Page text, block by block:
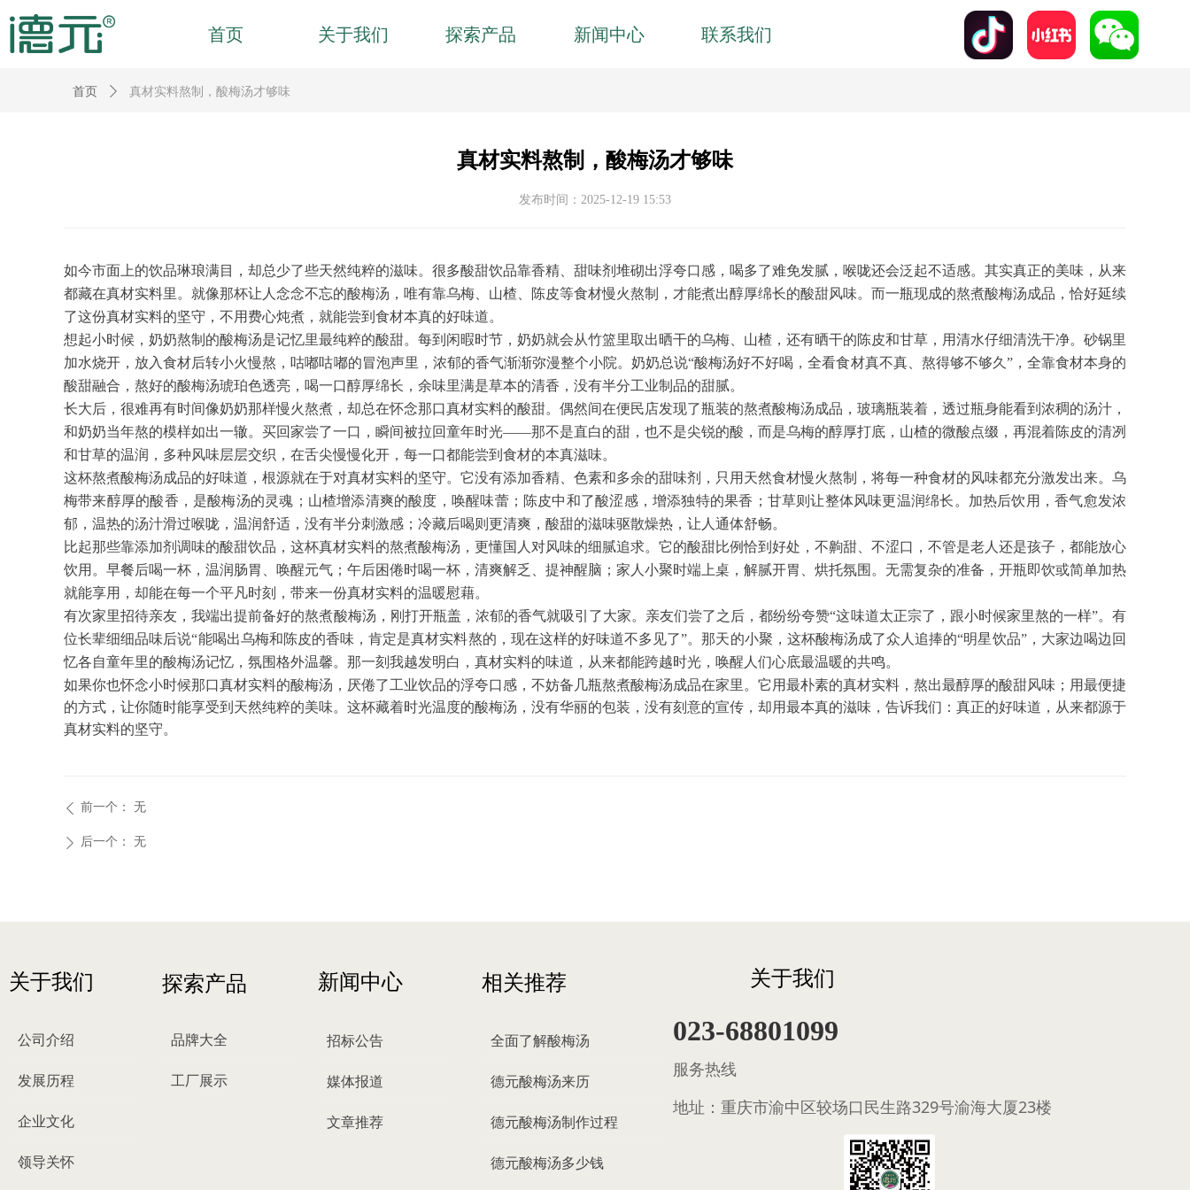
首页 关于我们 探索产品 新闻中心 联系我们
首页 ꄲ 真材实料熬制，酸梅汤才够味
真材实料熬制，酸梅汤才够味
如今市面上的饮品琳琅满目，却总少了些天然纯粹的滋味。很多酸甜饮品靠香精、甜味剂堆砌出浮夸口感，喝多了难免发腻，喉咙还会泛起不适感。其实真正的美味，从来
都藏在真材实料里。就像那杯让人念念不忘的酸梅汤，唯有靠乌梅、山楂、陈皮等食材慢火熬制，才能煮出醇厚绵长的酸甜风味。而一瓶现成的熬煮酸梅汤成品，恰好延续
了这份真材实料的坚守，不用费心炖煮，就能尝到食材本真的好味道。
想起小时候，奶奶熬制的酸梅汤是记忆里最纯粹的酸甜。每到闲暇时节，奶奶就会从竹篮里取出晒干的乌梅、山楂，还有晒干的陈皮和甘草，用清水仔细清洗干净。砂锅里
加水烧开，放入食材后转小火慢熬，咕嘟咕嘟的冒泡声里，浓郁的香气渐渐弥漫整个小院。奶奶总说“酸梅汤好不好喝，全看食材真不真、熬得够不够久”，全靠食材本身的
酸甜融合，熬好的酸梅汤琥珀色透亮，喝一口醇厚绵长，余味里满是草本的清香，没有半分工业制品的甜腻。
长大后，很难再有时间像奶奶那样慢火熬煮，却总在怀念那口真材实料的酸甜。偶然间在便民店发现了瓶装的熬煮酸梅汤成品，玻璃瓶装着，透过瓶身能看到浓稠的汤汁，
和奶奶当年熬的模样如出一辙。买回家尝了一口，瞬间被拉回童年时光——那不是直白的甜，也不是尖锐的酸，而是乌梅的醇厚打底，山楂的微酸点缀，再混着陈皮的清冽
和甘草的温润，多种风味层层交织，在舌尖慢慢化开，每一口都能尝到食材的本真滋味。
这杯熬煮酸梅汤成品的好味道，根源就在于对真材实料的坚守。它没有添加香精、色素和多余的甜味剂，只用天然食材慢火熬制，将每一种食材的风味都充分激发出来。乌
梅带来醇厚的酸香，是酸梅汤的灵魂；山楂增添清爽的酸度，唤醒味蕾；陈皮中和了酸涩感，增添独特的果香；甘草则让整体风味更温润绵长。加热后饮用，香气愈发浓
郁，温热的汤汁滑过喉咙，温润舒适，没有半分刺激感；冷藏后喝则更清爽，酸甜的滋味驱散燥热，让人通体舒畅。
比起那些靠添加剂调味的酸甜饮品，这杯真材实料的熬煮酸梅汤，更懂国人对风味的细腻追求。它的酸甜比例恰到好处，不齁甜、不涩口，不管是老人还是孩子，都能放心
饮用。早餐后喝一杯，温润肠胃、唤醒元气；午后困倦时喝一杯，清爽解乏、提神醒脑；家人小聚时端上桌，解腻开胃、烘托氛围。无需复杂的准备，开瓶即饮或简单加热
就能享用，却能在每一个平凡时刻，带来一份真材实料的温暖慰藉。
有次家里招待亲友，我端出提前备好的熬煮酸梅汤，刚打开瓶盖，浓郁的香气就吸引了大家。亲友们尝了之后，都纷纷夸赞“这味道太正宗了，跟小时候家里熬的一样”。有
位长辈细细品味后说“能喝出乌梅和陈皮的香味，肯定是真材实料熬的，现在这样的好味道不多见了”。那天的小聚，这杯酸梅汤成了众人追捧的“明星饮品”，大家边喝边回
忆各自童年里的酸梅汤记忆，氛围格外温馨。那一刻我越发明白，真材实料的味道，从来都能跨越时光，唤醒人们心底最温暖的共鸣。
如果你也怀念小时候那口真材实料的酸梅汤，厌倦了工业饮品的浮夸口感，不妨备几瓶熬煮酸梅汤成品在家里。它用最朴素的真材实料，熬出最醇厚的酸甜风味；用最便捷
的方式，让你随时能享受到天然纯粹的美味。这杯藏着时光温度的酸梅汤，没有华丽的包装，没有刻意的宣传，却用最本真的滋味，告诉我们：真正的好味道，从来都源于
真材实料的坚守。
ꄴ 前一个： 无
ꄲ 后一个： 无
发布时间： 2025-12-19 15:53
关于我们
公司介绍
发展历程
企业文化
领导关怀
探索产品
品牌大全
工厂展示
招标公告
媒体报道
文章推荐
新闻中心 关于我们
023-68801099
服务热线
地址： 重庆市渝中区较场口民生路329号渝海大厦23楼
相关推荐
全面了解酸梅汤
德元酸梅汤来历
德元酸梅汤制作过程
德元酸梅汤多少钱